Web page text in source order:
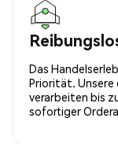
Das
Priorität. Unsere
verarbeiten bis
sofortiger